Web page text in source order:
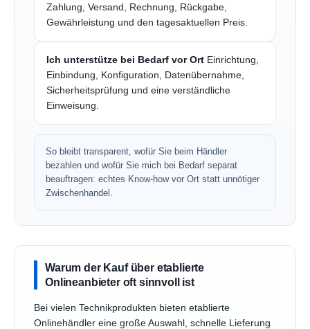
Zahlung, Versand, Rechnung, Rückgabe,
Gewährleistung und den tagesaktuellen Preis.
Ich unterstütze bei Bedarf vor Ort Einrichtung,
Einbindung, Konfiguration, Datenübernahme,
Sicherheitsprüfung und eine verständliche
Einweisung.
So bleibt transparent, wofür Sie beim Händler
bezahlen und wofür Sie mich bei Bedarf separat
beauftragen: echtes Know-how vor Ort statt unnötiger
Zwischenhandel.
Warum der Kauf über etablierte
Onlineanbieter oft sinnvoll ist
Bei vielen Technikprodukten bieten etablierte
Onlinehändler eine große Auswahl, schnelle Lieferung